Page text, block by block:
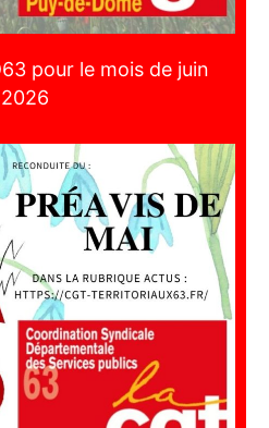
pour le mois de juin
2026